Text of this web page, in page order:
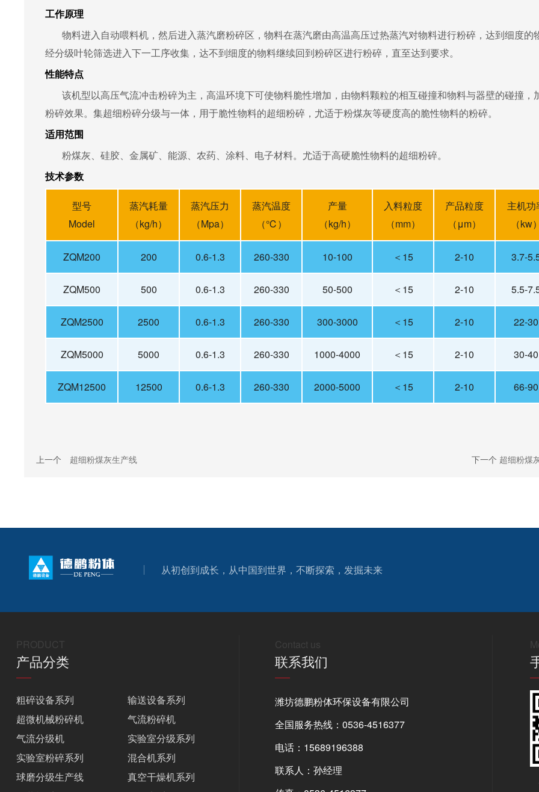
工作原理
物料进入自动喂料机，然后进入蒸汽磨粉碎区，物料在蒸汽磨由高温高压过热蒸汽对物料进行粉碎，达到细度的
经分级叶轮筛选进入下一工序收集，达不到细度的物料继续回到粉碎区进行粉碎，直至达到要求。
性能特点
该机型以高压气流冲击粉碎为主，高温环境下可使物料脆性增加，由物料颗粒的相互碰撞和物料与器壁的碰撞，
粉碎效果。集超细粉碎分级与一体，用于脆性物料的超细粉碎，尤适于粉煤灰等硬度高的脆性物料的粉碎。
适用范围
粉煤灰、硅胶、金属矿、能源、农药、涂料、电子材料。尤适于高硬脆性物料的超细粉碎。
技术参数
型号
Model
蒸汽耗量
（kg/h）
蒸汽压力
（Mpa）
蒸汽温度
（℃）
产量
（kg/h）
入料粒度
（mm）
产品粒度
（μm）
主机功
（kw）
ZQM200 200 0.6-1.3 260-330 10-100 ＜15 2-10 3.7-
ZQM500 500 0.6-1.3 260-330 50-500 ＜15 2-10 5.5-
ZQM2500 2500 0.6-1.3 260-330 300-3000 ＜15 2-10 22-30
ZQM5000 5000 0.6-1.3 260-330 1000-4000 ＜15 2-10 30-40
ZQM12500 12500 0.6-1.3 260-330 2000-5000 ＜15 2-10 66-90
上一个 超细粉煤灰生产线 下一个 超细粉煤
从初创到成长，从中国到世界，不断探索，发掘未来
PRODUCT
产品分类
粗碎设备系列
输送设备系列
超微机械粉碎机
气流粉碎机
气流分级机
实验室分级系列
实验室粉碎系列
混合机系列
球磨分级生产线
真空干燥机系列
Contact us
联系我们
潍坊德鹏粉体环保设备有限公司
全国服务热线：0536-4516377
电话：15689196388
联系人：孙经理